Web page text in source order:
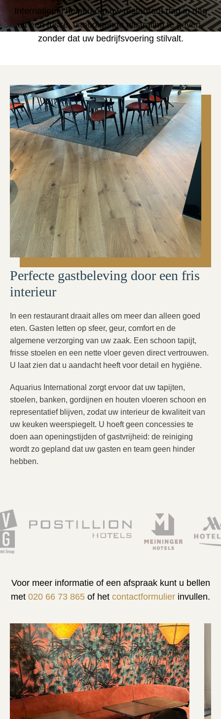
International helpt u om uw restaurant dag in dag
uit een frisse, uitnodigende uitstraling te geven,
zonder dat uw bedrijfsvoering stilvalt.
Perfecte gastbeleving door een fris
interieur
In een restaurant draait alles om meer dan alleen goed
eten. Gasten letten op sfeer, geur, comfort en de
algemene verzorging van uw zaak. Een schoon tapijt,
frisse stoelen en een nette vloer geven direct vertrouwen.
U laat zien dat u aandacht heeft voor detail en hygiëne.
Aquarius International zorgt ervoor dat uw tapijten,
stoelen, banken, gordijnen en houten vloeren schoon en
representatief blijven, zodat uw interieur de kwaliteit van
uw keuken weerspiegelt. U hoeft geen concessies te
doen aan openingstijden of gastvrijheid: de reiniging
wordt zo gepland dat uw gasten en team geen hinder
hebben.
Voor meer informatie of een afspraak kunt u bellen
met 020 66 73 865 of het contactformulier invullen.